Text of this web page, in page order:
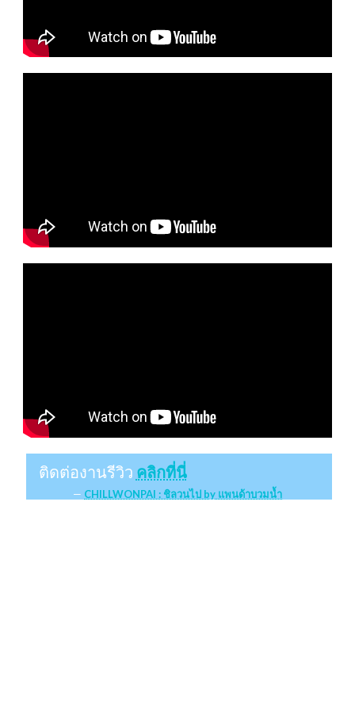
ติดต่องานรีวิว คลิกที่นี่
CHILLWONPAI : ชิลวนไป by แพนด้าบวมน้ำ